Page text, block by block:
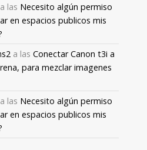
a las Necesito algún permiso
en espacios publicos mis
a las Conectar Canon t3i a
para mezclar imagenes
a las Necesito algún permiso
en espacios publicos mis